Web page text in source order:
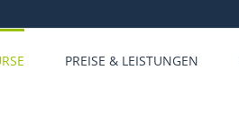
PREISE & LEISTUNGEN